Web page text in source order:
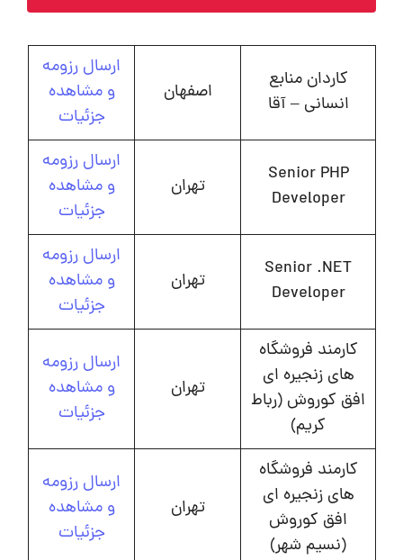
کاردان منابع
انسانی – آقا
اصفهان
ارسال رزومه
و مشاهده
جزئیات
Senior PHP
Developer
تهران
ارسال رزومه
و مشاهده
جزئیات
Senior .NET
Developer
تهران
ارسال رزومه
و مشاهده
جزئیات
کارمند فروشگاه
های زنجیره ای
افق کوروش (رباط
کریم)
تهران
ارسال رزومه
و مشاهده
جزئیات
کارمند فروشگاه
های زنجیره ای
افق کوروش
(نسیم شهر)
تهران
ارسال رزومه
و مشاهده
جزئیات